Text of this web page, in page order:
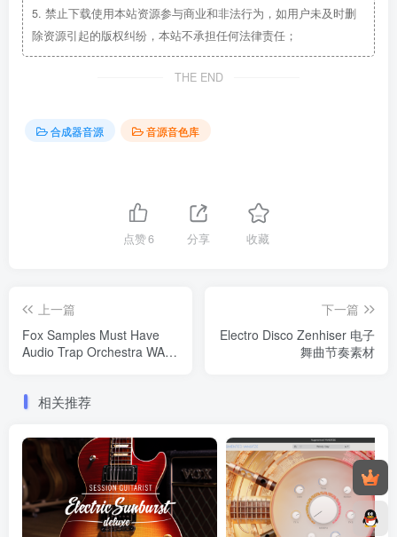
5. 禁止下载使用本站资源参与商业和非法行为，如用户未及时删
除资源引起的版权纠纷，本站不承担任何法律责任；
THE END
合成器音源 音源音色库
点赞6 分享 收藏
上一篇
Fox Samples Must Have
Audio Trap Orchestra WAV
下一篇
Electro Disco Zenhiser 电子
舞曲节奏素材
相关推荐